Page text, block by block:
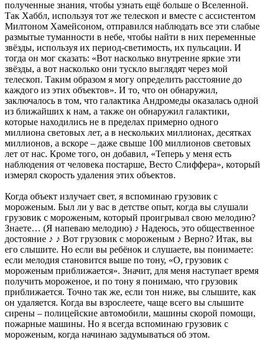
полученные знания, чтобы узнать ещё больше о Вселенной.
Так Хаббл, используя тот же телескоп и вместе с ассистентом
Милтоном Хамейсоном, отправился наблюдать все эти слабые
размытые туманности в небе, чтобы найти в них переменные
звёзды, используя их период-светимость, их пульсации. И
тогда он мог сказать: «Вот насколько внутренне яркие эти
звёзды, а вот насколько они тускло выглядят через мой
телескоп. Таким образом я могу определить расстояние до
каждого из этих объектов». И то, что он обнаружил,
заключалось в том, что галактика Андромеды оказалась одной
из ближайших к нам, а также он обнаружил галактики,
которые находились не в пределах примерно одного
миллиона световых лет, а в нескольких миллионах, десятках
миллионов, а вскоре – даже свыше 100 миллионов световых
лет от нас. Кроме того, он добавил, «Теперь у меня есть
наблюдения от человека постарше, Весто Слиффера», который
измерял скорость удаления этих объектов.
Когда объект излучает свет, я вспоминаю грузовик с
мороженым. Был ли у вас в детстве опыт, когда вы слушали
грузовик с мороженым, который проигрывал свою мелодию?
Знаете… (Я напеваю мелодию) ♪ Надеюсь, это общественное
достояние ♪ ♪ Вот грузовик с мороженым ♪ Верно? Итак, вы
его слышите. Но если вы ребёнок и слушаете, вы понимаете:
если мелодия становится выше по тону, «О, грузовик с
мороженым приближается». Значит, для меня наступает время
получить мороженое, и по тону я понимаю, что грузовик
приближается. Точно так же, если тон ниже, вы слышите, как
он удаляется. Когда вы взрослеете, чаще всего вы слышите
сирены – полицейские автомобили, машины скорой помощи,
пожарные машины. Но я всегда вспоминаю грузовик с
мороженым, когда начинаю задумываться об этом.